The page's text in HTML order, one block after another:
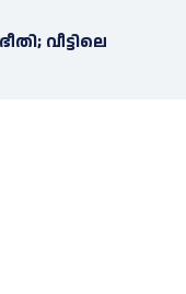
വീട്ടിലെ